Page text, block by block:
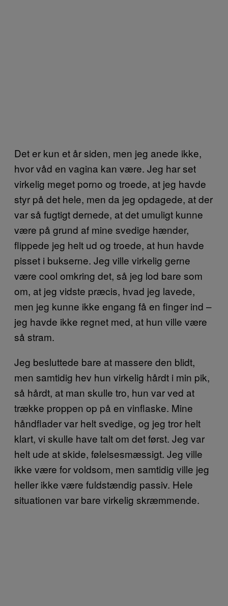
Det er kun et år siden, men jeg anede ikke,
hvor våd en vagina kan være. Jeg har set
virkelig meget porno og troede, at jeg havde
styr på det hele, men da jeg opdagede, at der
var så fugtigt dernede, at det umuligt kunne
være på grund af mine svedige hænder,
flippede jeg helt ud og troede, at hun havde
pisset i bukserne. Jeg ville virkelig gerne
være cool omkring det, så jeg lod bare som
om, at jeg vidste præcis, hvad jeg lavede,
men jeg kunne ikke engang få en finger ind –
jeg havde ikke regnet med, at hun ville være
så stram.
Jeg besluttede bare at massere den blidt,
men samtidig hev hun virkelig hårdt i min pik,
så hårdt, at man skulle tro, hun var ved at
trække proppen op på en vinflaske. Mine
håndflader var helt svedige, og jeg tror helt
klart, vi skulle have talt om det først. Jeg var
helt ude at skide, følelsesmæssigt. Jeg ville
ikke være for voldsom, men samtidig ville jeg
heller ikke være fuldstændig passiv. Hele
situationen var bare virkelig skræmmende.